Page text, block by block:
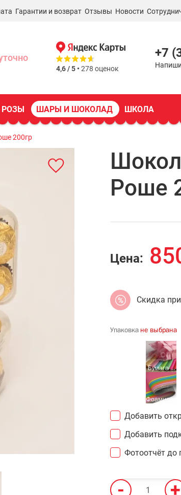
Гарантии и возврат Отзывы Новости
4,6 / 5 •278 оценок
+7
РОЗЫ ШАРЫ И ШОКОЛАД ШКОЛА
200гр
Роше
Цена:
Скидка
Упаковка не выбрана
Бумага ...
Фоамира...
Добавить
Добавить
Фотоотчёт до
- +